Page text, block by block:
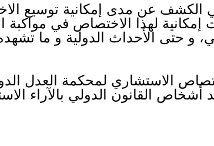
الكشف عن مدى إمكانية توسيع
إمكانية لهذا الاختصاص في مواكبة
و حتى الأحداث الدولية و ما
الاستشاري لمحكمة العدل
أشخاص القانون الدولي بالآراء